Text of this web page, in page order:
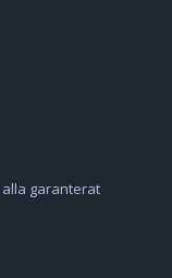
garanterat